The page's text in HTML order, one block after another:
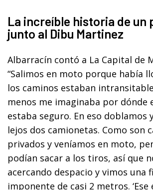
La increíble historia de un
junto al Dibu Martinez
Albarracín contó a La Capital de
“Salimos en moto porque había
los caminos estaban
menos me imaginaba por dónde
estaba seguro. En eso doblamos
lejos dos camionetas. Como son
privados y veníamos en moto,
podían sacar a los tiros, así que
acercando despacio y vimos una
imponente de casi 2 metros. ‘Ese